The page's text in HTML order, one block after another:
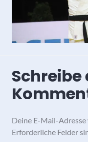
Schreibe
Deine E-Mail-
Erforderliche Felder